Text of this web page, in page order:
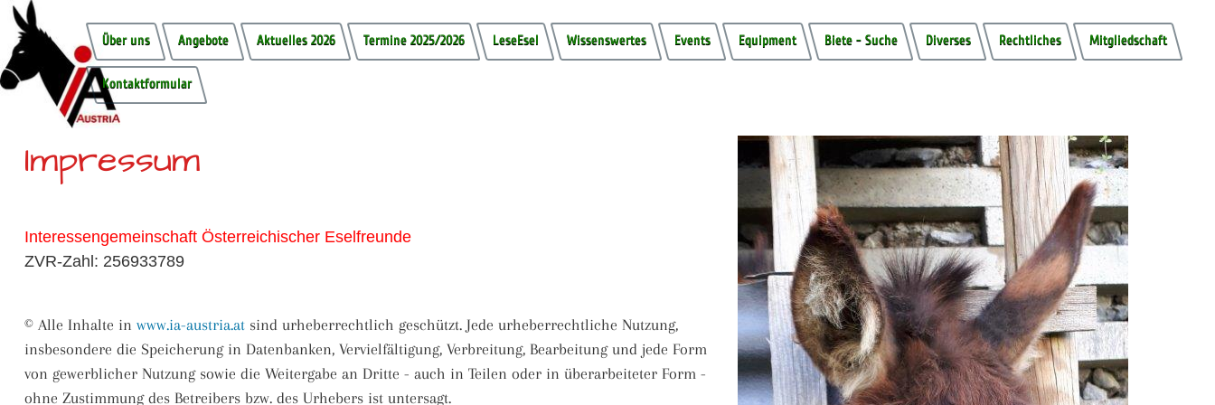
Über uns Angebote Aktuelles 2026 Termine 2025/2026 LeseEsel Wissenswertes Events Equipment Biete - Suche Diverses Rechtliches Mitgliedschaft
Kontaktformular
Impressum
Interessengemeinschaft Österreichischer Eselfreunde
ZVR-Zahl: 256933789
© Alle Inhalte in www.ia-austria.at sind urheberrechtlich geschützt. Jede urheberrechtliche Nutzung,
insbesondere die Speicherung in Datenbanken, Vervielfältigung, Verbreitung, Bearbeitung und jede Form
von gewerblicher Nutzung sowie die Weitergabe an Dritte - auch in Teilen oder in überarbeiteter Form -
ohne Zustimmung des Betreibers bzw. des Urhebers ist untersagt.